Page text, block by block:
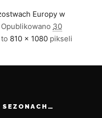
Europy w
Opublikowano 30
810 × 1080 pikseli
SEZONACH…